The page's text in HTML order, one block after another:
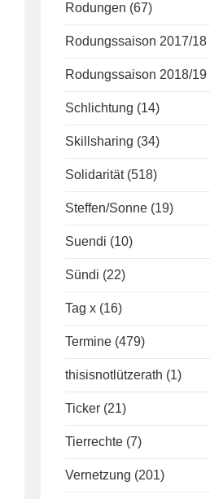
Rodungen (67)
Rodungssaison 2017/18
Rodungssaison 2018/19
Schlichtung (14)
Skillsharing (34)
Solidarität (518)
Steffen/Sonne (19)
Suendi (10)
Sündi (22)
Tag x (16)
Termine (479)
thisisnotlützerath (1)
Ticker (21)
Tierrechte (7)
Vernetzung (201)